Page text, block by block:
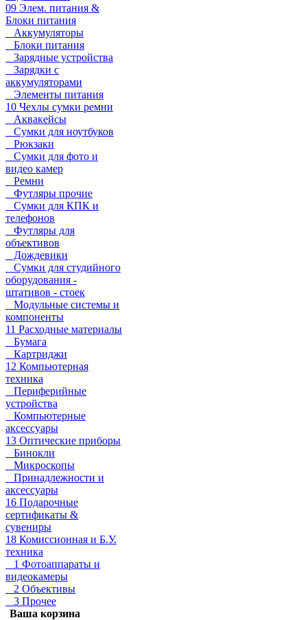
09 Элем. питания &
Блоки питания
Аккумуляторы
Блоки питания
Зарядные устройства
Зарядки с
аккумуляторами
Элементы питания
10 Чехлы сумки ремни
Аквакейсы
Сумки для ноутбуков
Рюкзаки
Сумки для фото и
видео камер
Ремни
Футляры прочие
Сумки для КПК и
телефонов
Футляры для
объективов
Дождевики
Сумки для студийного
оборудования -
штативов - стоек
Модульные системы и
компоненты
11 Расходные материалы
Бумага
Картриджи
12 Компьютерная
техника
Периферийные
устройства
Компьютерные
аксессуары
13 Оптические приборы
Бинокли
Микроскопы
Принадлежности и
аксессуары
16 Подарочные
сертификаты &
сувениры
18 Комиссионная и Б.У.
техника
1 Фотоаппараты и
видеокамеры
2 Объективы
3 Прочее
Ваша корзина